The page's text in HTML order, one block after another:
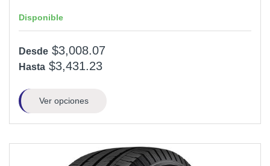
Disponible
Desde $3,008.07
Hasta $3,431.23
Ver opciones